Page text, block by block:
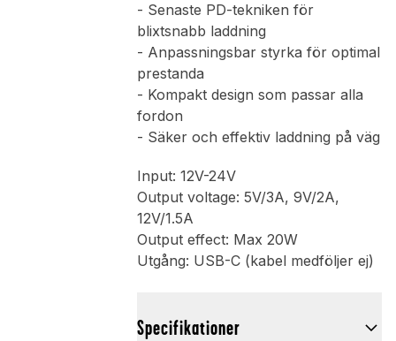
- Senaste PD-tekniken för
blixtsnabb laddning
- Anpassningsbar styrka för optimal
prestanda
- Kompakt design som passar alla
fordon
- Säker och effektiv laddning på väg
Input: 12V-24V
Output voltage: 5V/3A, 9V/2A,
12V/1.5A
Output effect: Max 20W
Utgång: USB-C (kabel medföljer ej)
Specifikationer